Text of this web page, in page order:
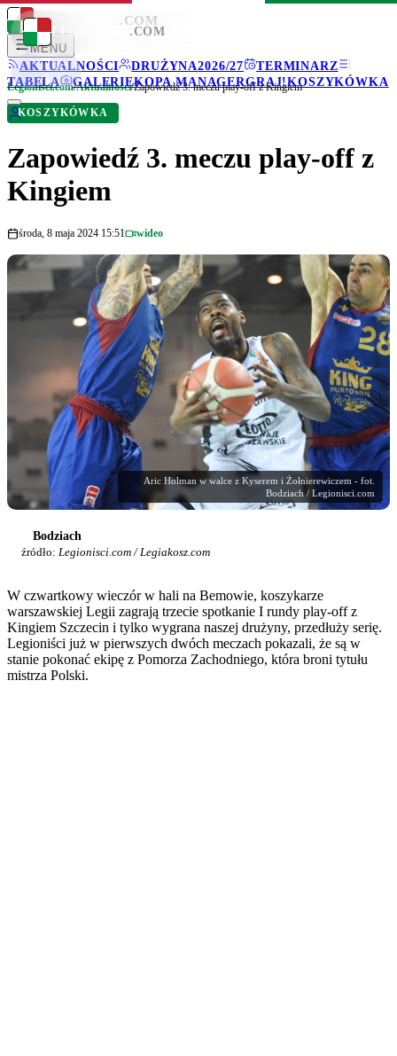
LEGIONISCI .COM
MENU
AKTUALNOŚCI
DRUŻYNA2026/27
TERMINARZ
TABELA
GALERIEKOPA MANAGERGRAJ!KOSZYKÓWKA
LEGIONISCI .COM
Legionisci.com/Aktualności/Zapowiedź 3. meczu play-off z Kingiem
KOSZYKÓWKA
Zapowiedź 3. meczu play-off z
Kingiem
środa, 8 maja 2024 15:51 wideo
Aric Holman w walce z Kyserem i Żołnierewiczem - fot.
Bodziach / Legionisci.com
Bodziach
źródło: Legionisci.com / Legiakosz.com
W czwartkowy wieczór w hali na Bemowie, koszykarze
warszawskiej Legii zagrają trzecie spotkanie I rundy play-off z
Kingiem Szczecin i tylko wygrana naszej drużyny, przedłuży serię.
Legioniści już w pierwszych dwóch meczach pokazali, że są w
stanie pokonać ekipę z Pomorza Zachodniego, która broni tytułu
mistrza Polski.